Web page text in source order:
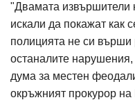
"Двамата извършители
искали да покажат как
полицията не си върши
останалите нарушения,
дума за местен
окръжният прокурор